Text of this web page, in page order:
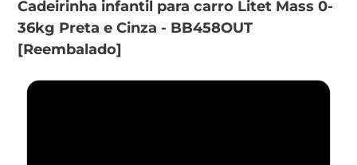
Cadeirinha infantil para carro Litet Mass 0-
36kg Preta e Cinza - BB458OUT
[Reembalado]